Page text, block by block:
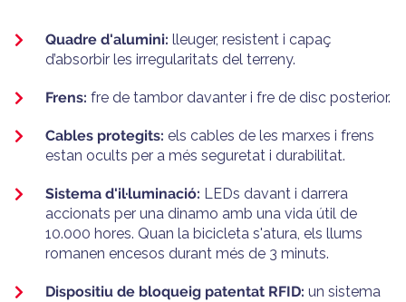
Quadre d'alumini: lleuger, resistent i capaç
d’absorbir les irregularitats del terreny.
Frens: fre de tambor davanter i fre de disc posterior.
Cables protegits: els cables de les marxes i frens
estan ocults per a més seguretat i durabilitat.
Sistema d'il·luminació: LEDs davant i darrera
accionats per una dinamo amb una vida útil de
10.000 hores. Quan la bicicleta s'atura, els llums
romanen encesos durant més de 3 minuts.
Dispositiu de bloqueig patentat RFID: un sistema